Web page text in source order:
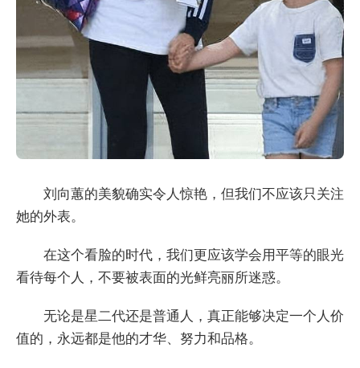
刘向蕙的美貌确实令人惊艳，但我们不应该只关注
她的外表。
在这个看脸的时代，我们更应该学会用平等的眼光
看待每个人，不要被表面的光鲜亮丽所迷惑。
无论是星二代还是普通人，真正能够决定一个人价
值的，永远都是他的才华、努力和品格。